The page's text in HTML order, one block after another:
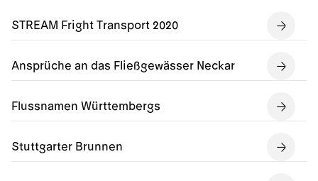
STREAM Fright Transport 2020
Ansprüche an das Fließgewässer Neckar
Flussnamen Württembergs
Stuttgarter Brunnen